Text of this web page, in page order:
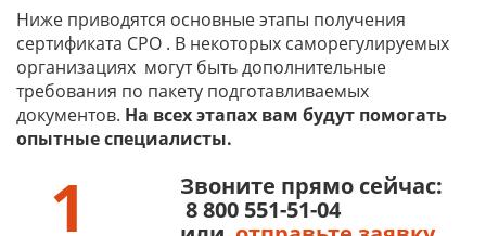
Ниже приводятся основные этапы получения
сертификата СРО . В некоторых саморегулируемых
организациях могут быть дополнительные
требования по пакету подготавливаемых
документов. На всех этапах вам будут помогать
опытные специалисты.
1
Звоните прямо сейчас:
8 800 551-51-04